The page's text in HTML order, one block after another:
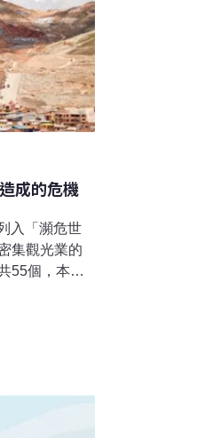
成的危機
入「瀕危世
集觀光業的
55個，本篇
豐富銀礦，
萬人前來尋
原住民、西
、鉛礦成為重